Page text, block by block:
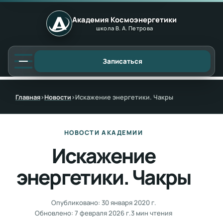
Академия Космоэнергетики
школа В. А. Петрова
Записаться
Главная›Новости›Искажение энергетики. Чакры
НОВОСТИ АКАДЕМИИ
Искажение
энергетики. Чакры
Опубликовано: 30 января 2020 г.
Обновлено: 7 февраля 2026 г.3 мин чтения